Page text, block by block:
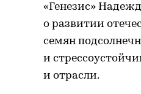
«Генезис»
о развитии
семян
и
и отрасли.